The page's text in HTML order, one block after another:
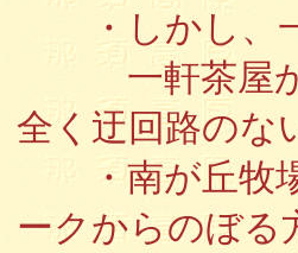
・しかし、一
一軒茶屋から
全く迂回路のな
・南が丘牧場
ークからのぼる